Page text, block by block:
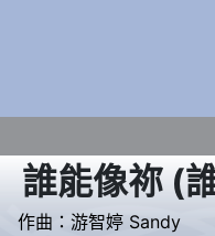
誰能像祢(
作曲： 游智婷 Sandy